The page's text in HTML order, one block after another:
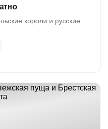
короли и русские